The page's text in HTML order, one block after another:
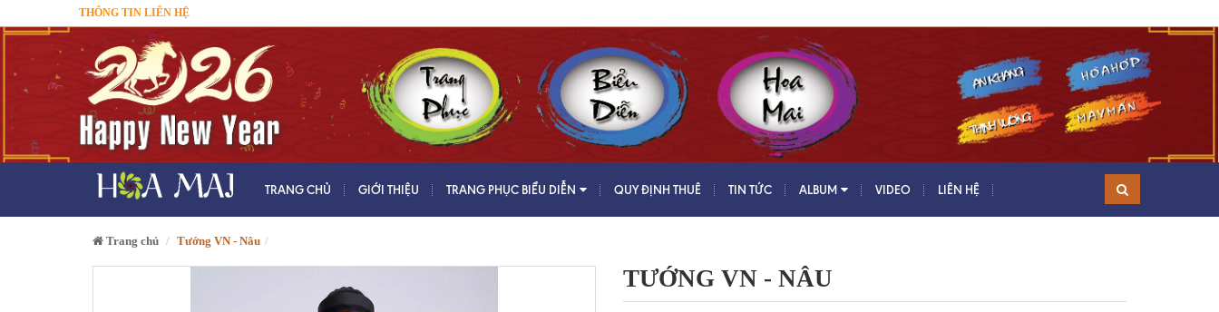
THÔNG TIN LIÊN HỆ
TRANG CHỦ GIỚI THIỆU TRANG PHỤC BIỂU DIỄN QUY ĐỊNH THUÊ TIN TỨC ALBUM VIDEO LIÊN HỆ
Trang chủ Tướng VN - Nâu
TƯỚNG VN - NÂU